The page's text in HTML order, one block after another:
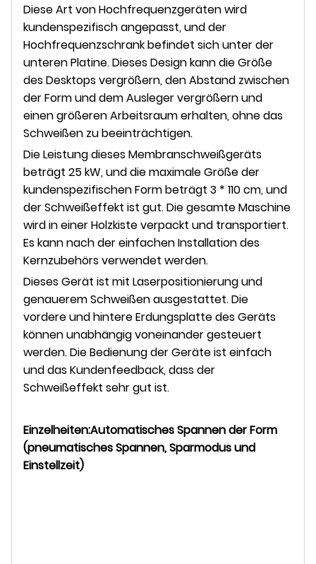
Diese Art von Hochfrequenzgeräten wird
kundenspezifisch angepasst, und der
Hochfrequenzschrank befindet sich unter der
unteren Platine. Dieses Design kann die Größe
des Desktops vergrößern, den Abstand zwischen
der Form und dem Ausleger vergrößern und
einen größeren Arbeitsraum erhalten, ohne das
Schweißen zu beeinträchtigen.
Die Leistung dieses Membranschweißgeräts
beträgt 25 kW, und die maximale Größe der
kundenspezifischen Form beträgt 3 * 110 cm, und
der Schweißeffekt ist gut. Die gesamte Maschine
wird in einer Holzkiste verpackt und transportiert.
Es kann nach der einfachen Installation des
Kernzubehörs verwendet werden.
Dieses Gerät ist mit Laserpositionierung und
genauerem Schweißen ausgestattet. Die
vordere und hintere Erdungsplatte des Geräts
können unabhängig voneinander gesteuert
werden. Die Bedienung der Geräte ist einfach
und das Kundenfeedback, dass der
Schweißeffekt sehr gut ist.
Einzelheiten:Automatisches Spannen der Form
(pneumatisches Spannen, Sparmodus und
Einstellzeit)